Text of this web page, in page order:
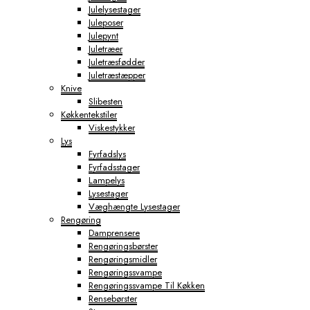
Julelysestager
Juleposer
Julepynt
Juletræer
Juletræsfødder
Juletræstæpper
Knive
Slibesten
Køkkentekstiler
Viskestykker
Lys
Fyrfadslys
Fyrfadsstager
Lampelys
Lysestager
Væghængte Lysestager
Rengøring
Damprensere
Rengøringsbørster
Rengøringsmidler
Rengøringssvampe
Rengøringssvampe Til Køkken
Rensebørster